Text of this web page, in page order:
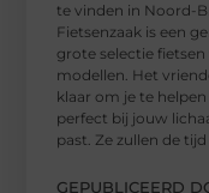
te vinden in Noord-
Fietsenzaak is een
grote selectie
modellen. Het
klaar om je te
perfect bij jouw
past. Ze zullen de
GEPUBLICEERD